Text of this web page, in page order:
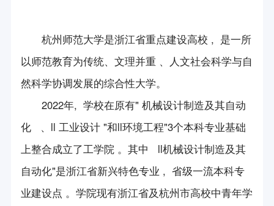
第五届中国（杭州）国际机器人西湖论坛
第六届中国（杭州）国际机器人西湖论坛
2024年中国（杭州）国际机器人西湖论坛
机器人竞赛
科技志愿服务队
团体标准咨询服务
专利咨询服务
杭州市知识产权保护中心
《机器人技术与应用》杂志
立德机器人平台
浙江省标准化研究院
方圆检测集团
政策法规
政策要闻
法律法规
加入我们
入会申请
联系我们
杭州师范大学是浙江省重点建设高校 , 是一所
以师范教育为传统、文理并重 、人文社会科学与自
然科学协调发展的综合性大学。
2022年, 学校在原有" 机械设计制造及其自动
化 、ll 工业设计 "和ll环境工程"3个本科专业基础
上整合成立了工学院 。其中 ll机械设计制造及其
自动化"是浙江省新兴特色专业 , 省级一流本科专
业建设点 。学院现有浙江省及杭州市高校中青年学